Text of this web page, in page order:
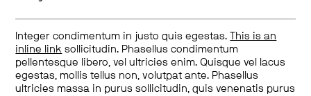
Integer condimentum in justo quis egestas.
This is an
inline link sollicitudin. Phasellus condimentum
pellentesque libero, vel ultricies enim. Quisque vel lacus
egestas, mollis tellus non, volutpat ante. Phasellus
ultricies massa in purus sollicitudin, quis venenatis purus